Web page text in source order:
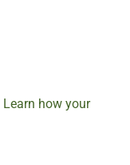
Learn how your